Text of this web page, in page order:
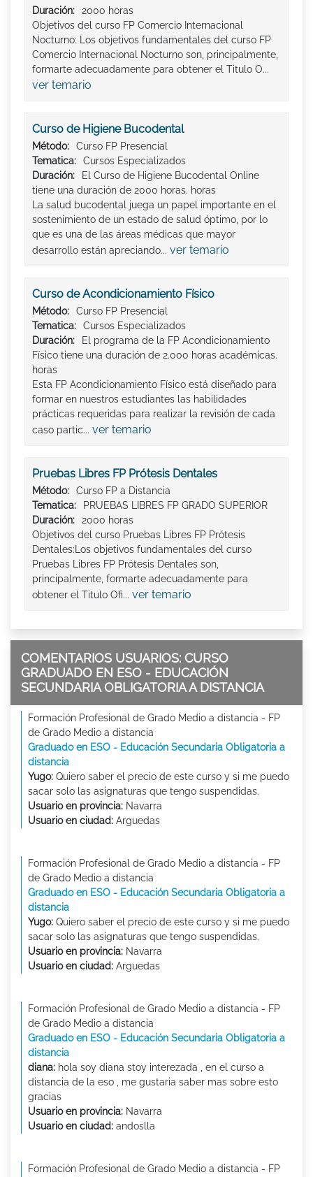
Duración:
2000 horas
Objetivos del curso FP Comercio Internacional
Nocturno: Los objetivos fundamentales del curso FP
Comercio Internacional Nocturno son, principalmente,
formarte adecuadamente para obtener el Titulo O...
ver temario
Curso de Higiene Bucodental
Método:
Curso FP Presencial
Tematica:
Cursos Especializados
Duración:
El Curso de Higiene Bucodental Online
tiene una duración de 2000 horas. horas
La salud bucodental juega un papel importante en el
sostenimiento de un estado de salud óptimo, por lo
que es una de las áreas médicas que mayor
desarrollo están apreciando... ver temario
Curso de Acondicionamiento Físico
Método:
Curso FP Presencial
Tematica:
Cursos Especializados
Duración:
El programa de la FP Acondicionamiento
Físico tiene una duración de 2.000 horas académicas.
horas
Esta FP Acondicionamiento Físico está diseñado para
formar en nuestros estudiantes las habilidades
prácticas requeridas para realizar la revisión de cada
caso partic... ver temario
Pruebas Libres FP Prótesis Dentales
Método:
Curso FP a Distancia
Tematica:
PRUEBAS LIBRES FP GRADO SUPERIOR
Duración:
2000 horas
Objetivos del curso Pruebas Libres FP Prótesis
Dentales:Los objetivos fundamentales del curso
Pruebas Libres FP Prótesis Dentales son,
principalmente, formarte adecuadamente para
obtener el Titulo Ofi... ver temario
COMENTARIOS USUARIOS: CURSO
GRADUADO EN ESO - EDUCACIÓN
SECUNDARIA OBLIGATORIA A DISTANCIA
Formación Profesional de Grado Medio a distancia - FP
de Grado Medio a distancia
Graduado en ESO - Educación Secundaria Obligatoria a
distancia
Yugo: Quiero saber el precio de este curso y si me puedo
sacar solo las asignaturas que tengo suspendidas.
Usuario en provincia: Navarra
Usuario en ciudad: Arguedas
Formación Profesional de Grado Medio a distancia - FP
de Grado Medio a distancia
Graduado en ESO - Educación Secundaria Obligatoria a
distancia
Yugo: Quiero saber el precio de este curso y si me puedo
sacar solo las asignaturas que tengo suspendidas.
Usuario en provincia: Navarra
Usuario en ciudad: Arguedas
Formación Profesional de Grado Medio a distancia - FP
de Grado Medio a distancia
Graduado en ESO - Educación Secundaria Obligatoria a
distancia
diana: hola soy diana stoy interezada , en el curso a
distancia de la eso , me gustaria saber mas sobre esto
gracias
Usuario en provincia: Navarra
Usuario en ciudad: andoslla
Formación Profesional de Grado Medio a distancia - FP